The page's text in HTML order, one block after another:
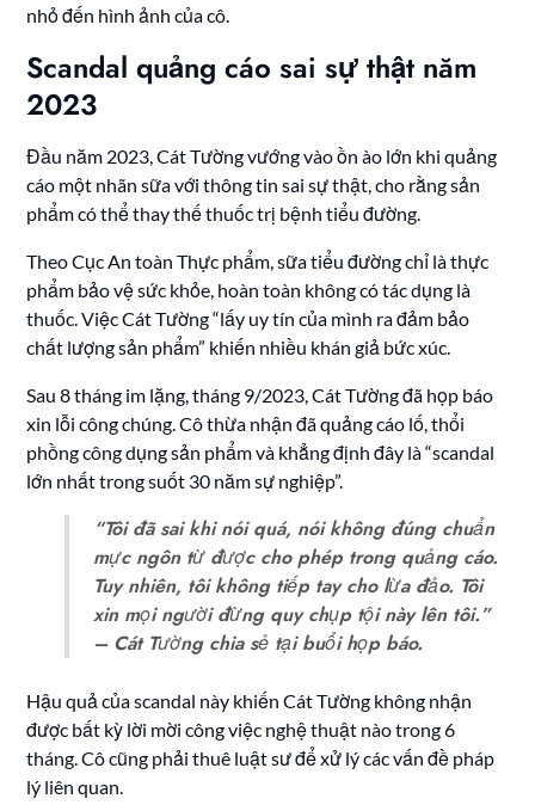
nhỏ đến hình ảnh của cô.
Scandal quảng cáo sai sự thật năm
2023
Đầu năm 2023, Cát Tường vướng vào ồn ào lớn khi quảng
cáo một nhãn sữa với thông tin sai sự thật, cho rằng sản
phẩm có thể thay thế thuốc trị bệnh tiểu đường.
Theo Cục An toàn Thực phẩm, sữa tiểu đường chỉ là thực
phẩm bảo vệ sức khỏe, hoàn toàn không có tác dụng là
thuốc. Việc Cát Tường “lấy uy tín của mình ra đảm bảo
chất lượng sản phẩm” khiến nhiều khán giả bức xúc.
Sau 8 tháng im lặng, tháng 9/2023, Cát Tường đã họp báo
xin lỗi công chúng. Cô thừa nhận đã quảng cáo lố, thổi
phồng công dụng sản phẩm và khẳng định đây là “scandal
lớn nhất trong suốt 30 năm sự nghiệp”.
“Tôi đã sai khi nói quá, nói không đúng chuẩn
mực ngôn từ được cho phép trong quảng cáo.
Tuy nhiên, tôi không tiếp tay cho lừa đảo. Tôi
xin mọi người đừng quy chụp tội này lên tôi.”
– Cát Tường chia sẻ tại buổi họp báo.
Hậu quả của scandal này khiến Cát Tường không nhận
được bất kỳ lời mời công việc nghệ thuật nào trong 6
tháng. Cô cũng phải thuê luật sư để xử lý các vấn đề pháp
lý liên quan.